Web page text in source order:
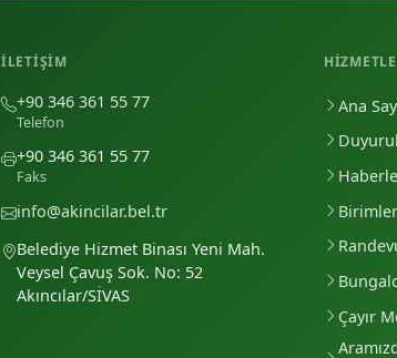
İLETIŞIM
+90 346 361 55 77
Telefon
+90 346 361 55 77
Faks
info@akincilar.bel.tr
Belediye Hizmet Binası Yeni Mah.
Veysel Çavuş Sok. No: 52
Akıncılar/SİVAS
Ana
Birimler
Çayır